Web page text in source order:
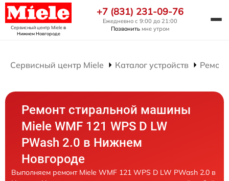
Сервисный центр Mieleв
Нижнем Новгороде
+7 (831) 231-09-76
Ежедневно с 9:00 до 21:00
Позвонить мне утром
Сервисный центр Miele Каталог устройств
Ремонт стиральной машины
Miele WMF 121 WPS D LW
PWash 2.0 в Нижнем
Новгороде
Выполняем ремонт Miele WMF 121 WPS D LW PWash 2.0 в